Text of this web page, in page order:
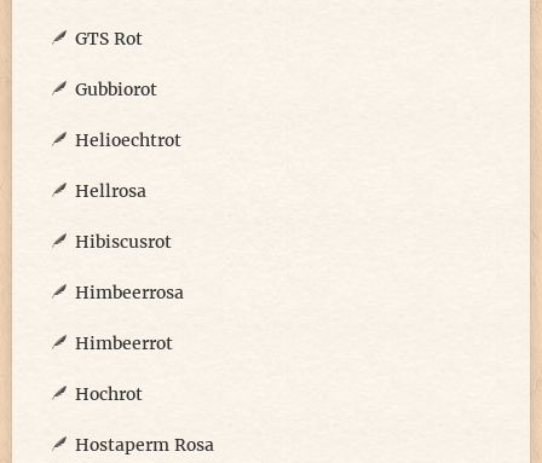
GTS Rot
Gubbiorot
Helioechtrot
Hellrosa
Hibiscusrot
Himbeerrosa
Himbeerrot
Hochrot
Hostaperm Rosa